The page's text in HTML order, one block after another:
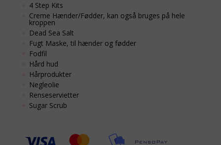
4 Step Kits
Creme Hænder/Fødder, kan også bruges på hele
kroppen
Dead Sea Salt
Fugt Maske, til hænder og fødder
Fodfil
Hård hud
Hårprodukter
Negleolie
Renseservietter
Sugar Scrub